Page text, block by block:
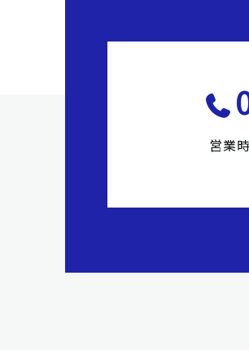
営業